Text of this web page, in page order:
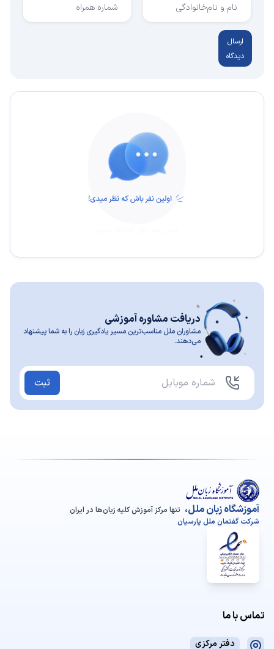
نام و نام‌خانوادگی شماره همراه
ارسال
دیدگاه
دریافت مشاوره آموزشی
مشاوران ملل مناسب‌ترین مسیر یادگیری زبان را به شما پیشنهاد
می‌دهند.
ثبت
آموزشگاه زبان ملل، تنها مرکز آموزش کلیه زبان‌ها در ایران
شرکت گفتمان ملل پارسیان
تماس با ما
دفتر مرکزی